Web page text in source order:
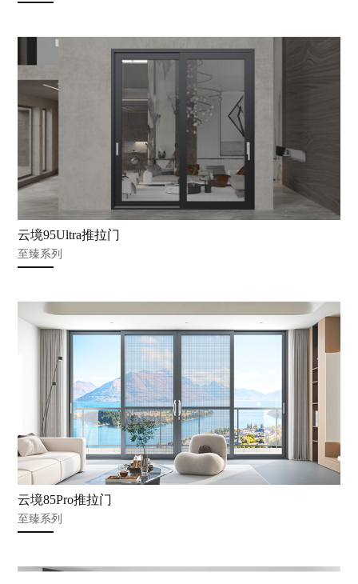
云境95Ultra推拉门
至臻系列
云境85Pro推拉门
至臻系列